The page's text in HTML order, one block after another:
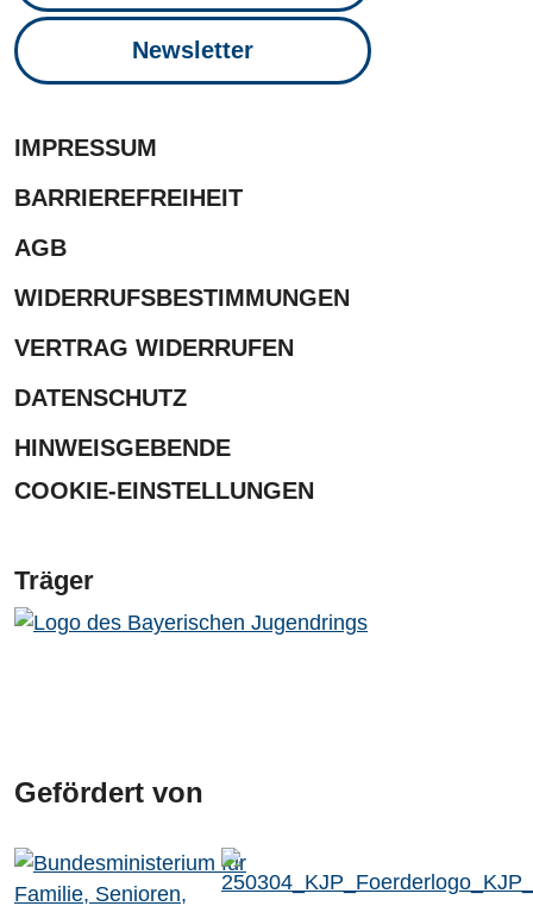
Newsletter
IMPRESSUM
BARRIEREFREIHEIT
AGB
WIDERRUFSBESTIMMUNGEN
VERTRAG WIDERRUFEN
DATENSCHUTZ
HINWEISGEBENDE
COOKIE-EINSTELLUNGEN
Träger
Gefördert von